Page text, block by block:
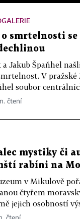
o smrtelnosti
Jakub Špaňhel
V
soubor
čtení
mystiky či
rabíni na
v Mikulově
čtyřem
jejich osobností